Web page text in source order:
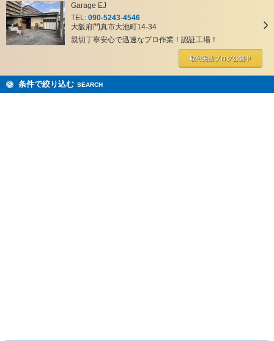
Garage EJ
TEL: 090-5243-4546
大阪府門真市大池町14-34
親切丁寧安心で迅速なプロ作業！認証工場！
取付実績ブログ公開中
条件で絞り込む SEARCH